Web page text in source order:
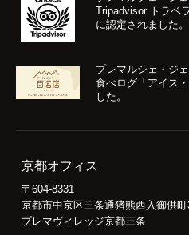
Tripadvisor トラベ
に認定されました。
プレマルシェ・ジ
食べログ「アイス
した。
京都オフィス
〒604-8331
京都市中京区三条通猪熊西入御供町
プレマヴィレッジ京都三条